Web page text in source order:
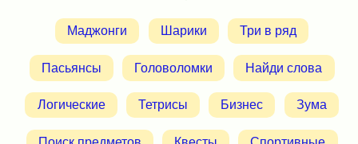
Маджонги Шарики Три в ряд
Пасьянсы Головоломки Найди слова
Логические Тетрисы Бизнес Зума